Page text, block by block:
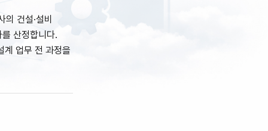
건설·설비
산정합니다.
계 업무 전 과정을